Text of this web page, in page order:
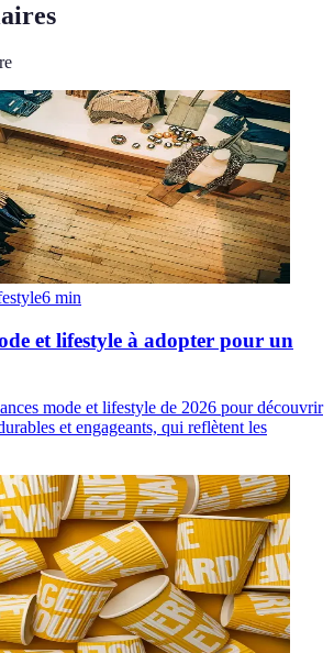
6 min
et lifestyle à adopter pour un
mode et lifestyle de 2026 pour découvrir
et engageants, qui reflètent les